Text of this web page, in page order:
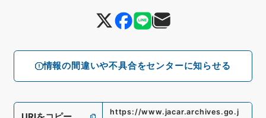
情報の間違いや不具合をセンターに知らせる
https://www.jacar.archives.go.j